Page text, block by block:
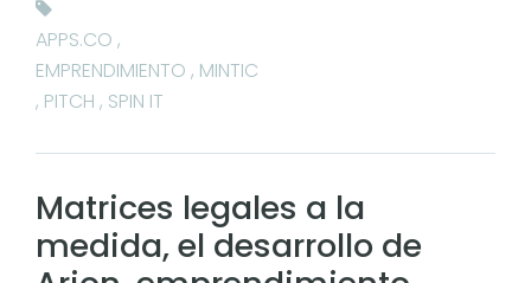
APPS.CO ,
EMPRENDIMIENTO , MINTIC
, PITCH , SPIN IT
Matrices legales a la
medida, el desarrollo de